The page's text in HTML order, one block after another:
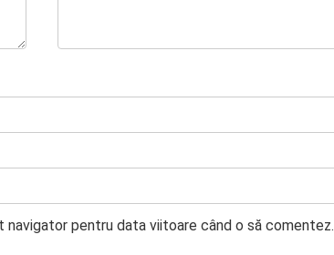
pentru data viitoare când o să comentez.